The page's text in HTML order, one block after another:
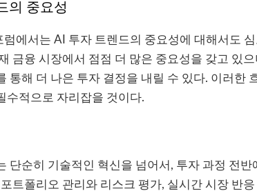
의 중요성
럼에서는 AI 투자 트렌드의 중요성에 대해서도
금융 시장에서 점점 더 많은 중요성을 갖고 있으
통해 더 나은 투자 결정을 내릴 수 있다. 이러한
수적으로 자리잡을 것이다.
단순히 기술적인 혁신을 넘어서, 투자 과정 전반
트폴리오 관리와 리스크 평가, 실시간 시장 반